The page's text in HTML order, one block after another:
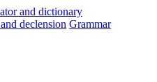
and declension Grammar